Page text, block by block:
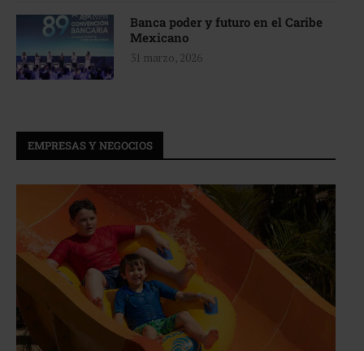
Banca poder y futuro en el Caribe
Mexicano
31 marzo, 2026
EMPRESAS Y NEGOCIOS